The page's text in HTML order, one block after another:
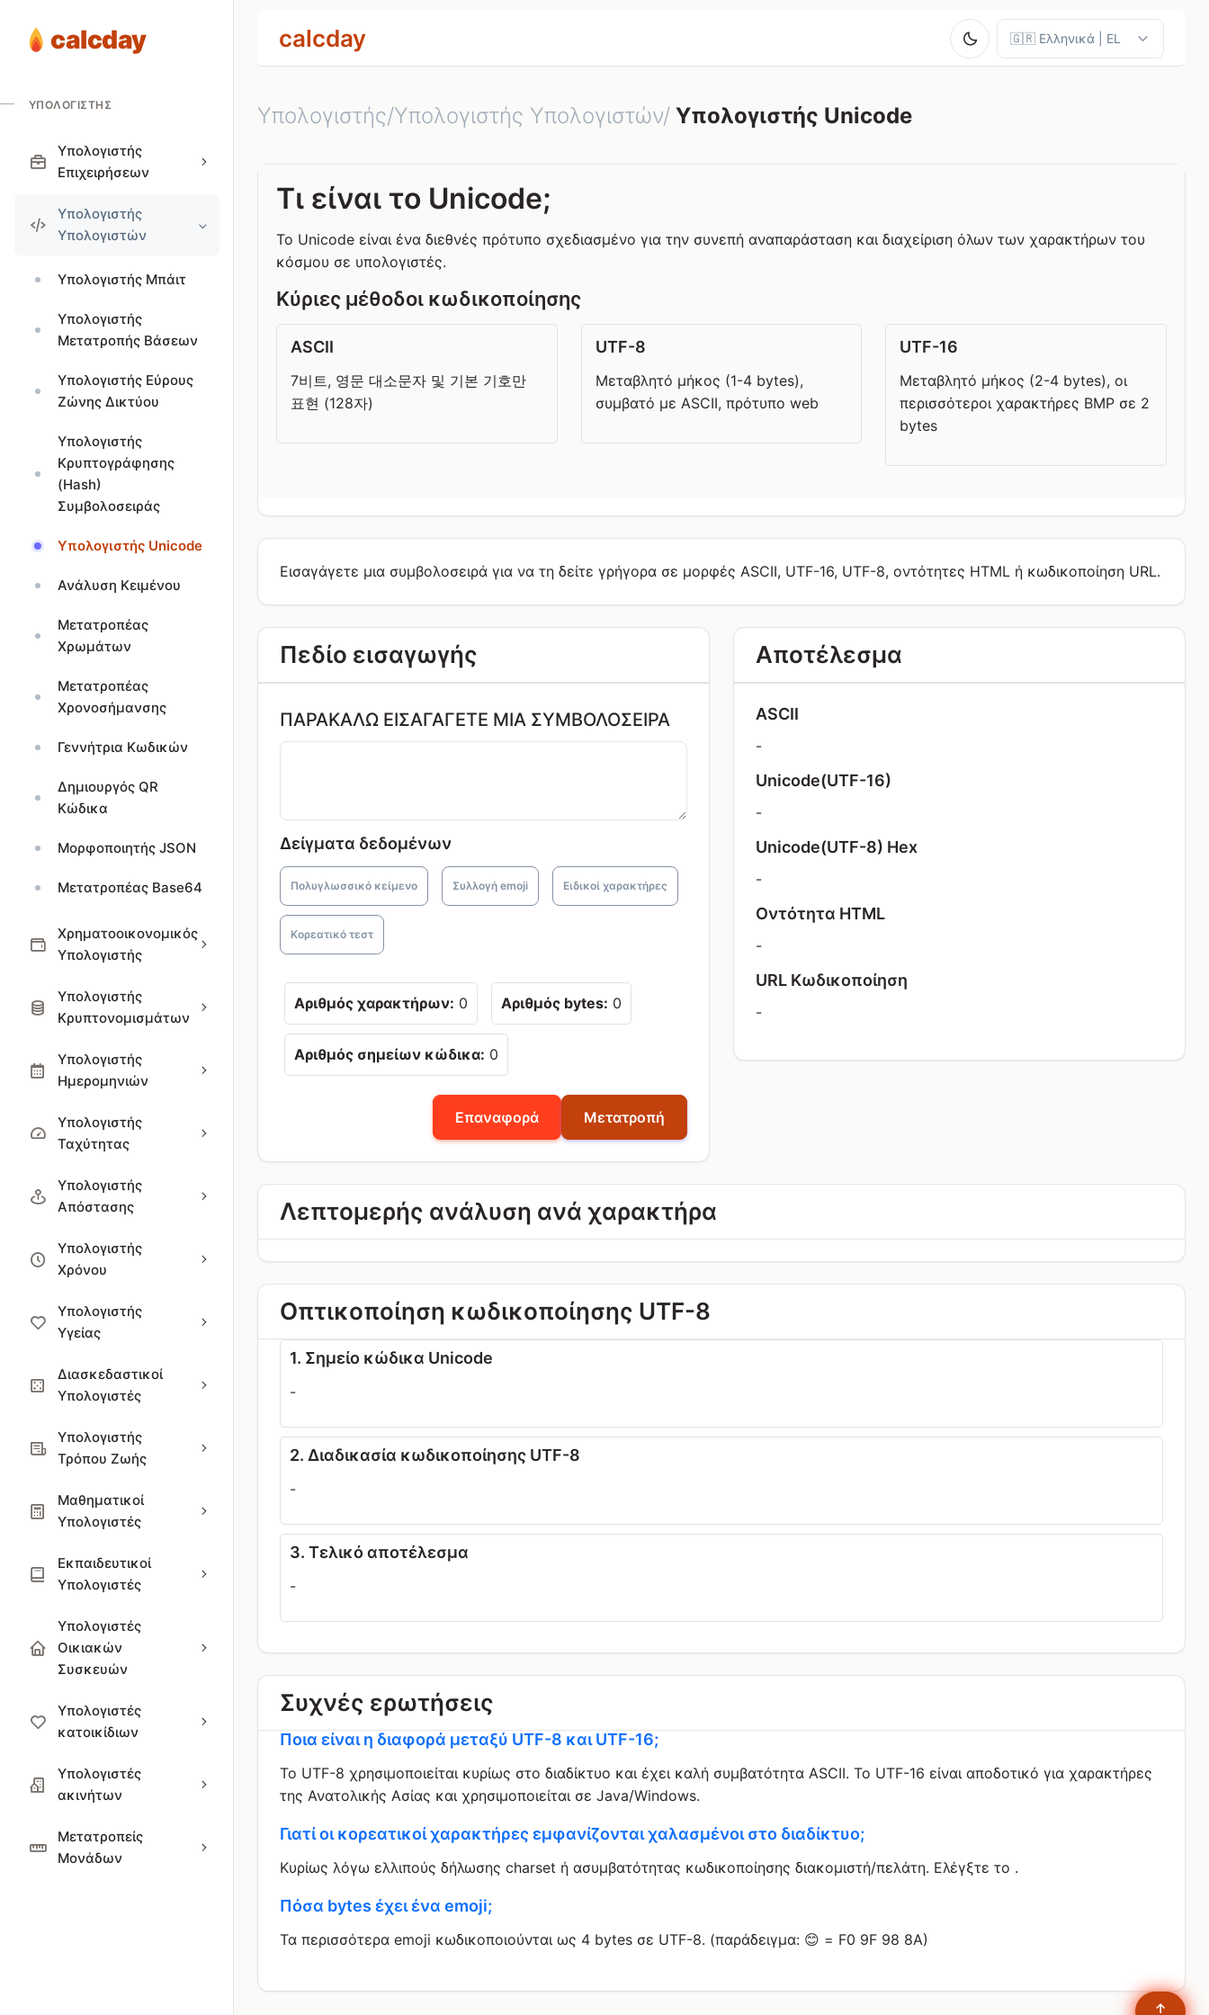
calcday
ΥΠΟΛΟΓΙΣΤΉΣ
Υπολογιστής
Επιχειρήσεων
Υπολογιστής
Υπολογιστών
Υπολογιστής Μπάιτ
Υπολογιστής
Μετατροπής Βάσεων
Υπολογιστής Εύρους
Ζώνης Δικτύου
Υπολογιστής
Κρυπτογράφησης
(Hash)
Συμβολοσειράς
Υπολογιστής Unicode
Ανάλυση Κειμένου
Μετατροπέας
Χρωμάτων
Μετατροπέας
Χρονοσήμανσης
Γεννήτρια Κωδικών
Δημιουργός QR
Κώδικα
Μορφοποιητής JSON
Μετατροπέας Base64
Χρηματοοικονομικός
Υπολογιστής
Υπολογιστής
Κρυπτονομισμάτων
Υπολογιστής
Ημερομηνιών
Υπολογιστής
Ταχύτητας
Υπολογιστής
Απόστασης
Υπολογιστής
Χρόνου
Υπολογιστής
Υγείας
Διασκεδαστικοί
Υπολογιστές
Υπολογιστής
Τρόπου Ζωής
Μαθηματικοί
Υπολογιστές
Εκπαιδευτικοί
Υπολογιστές
Υπολογιστές
Οικιακών
Συσκευών
Υπολογιστές
κατοικίδιων
Υπολογιστές
ακινήτων
Μετατροπείς
Μονάδων
calcday
Υπολογιστής/Υπολογιστής Υπολογιστών/ Υπολογιστής Unicode
Τι είναι το Unicode;
Το Unicode είναι ένα διεθνές πρότυπο σχεδιασμένο για την συνεπή αναπαράσταση και διαχείριση όλων των χαρακτήρων του
κόσμου σε υπολογιστές.
Κύριες μέθοδοι κωδικοποίησης
ASCII
7비트, 영문 대소문자 및 기본 기호만
표현 (128자)
UTF-8
Μεταβλητό μήκος (1-4 bytes),
συμβατό με ASCII, πρότυπο web
UTF-16
Μεταβλητό μήκος (2-4 bytes), οι
περισσότεροι χαρακτήρες BMP σε 2
bytes
Εισαγάγετε μια συμβολοσειρά για να τη δείτε γρήγορα σε μορφές ASCII, UTF-16, UTF-8, οντότητες HTML ή κωδικοποίηση URL.
Πεδίο εισαγωγής
ΠΑΡΑΚΑΛΏ ΕΙΣΑΓΆΓΕΤΕ ΜΙΑ ΣΥΜΒΟΛΟΣΕΙΡΆ
Δείγματα δεδομένων
Πολυγλωσσικό κείμενο Συλλογή emoji Ειδικοί χαρακτήρες
Κορεατικό τεστ
Αριθμός χαρακτήρων: 0 Αριθμός bytes: 0
Αριθμός σημείων κώδικα: 0
Επαναφορά Μετατροπή
Αποτέλεσμα
ASCII
-
Unicode(UTF-16)
-
Unicode(UTF-8) Hex
-
Οντότητα HTML
-
URL Κωδικοποίηση
-
Λεπτομερής ανάλυση ανά χαρακτήρα
Οπτικοποίηση κωδικοποίησης UTF-8
1. Σημείο κώδικα Unicode
-
2. Διαδικασία κωδικοποίησης UTF-8
-
3. Τελικό αποτέλεσμα
-
Συχνές ερωτήσεις
Ποια είναι η διαφορά μεταξύ UTF-8 και UTF-16;
Το UTF-8 χρησιμοποιείται κυρίως στο διαδίκτυο και έχει καλή συμβατότητα ASCII. Το UTF-16 είναι αποδοτικό για χαρακτήρες
της Ανατολικής Ασίας και χρησιμοποιείται σε Java/Windows.
Γιατί οι κορεατικοί χαρακτήρες εμφανίζονται χαλασμένοι στο διαδίκτυο;
Κυρίως λόγω ελλιπούς δήλωσης charset ή ασυμβατότητας κωδικοποίησης διακομιστή/πελάτη. Ελέγξτε το .
Πόσα bytes έχει ένα emoji;
Τα περισσότερα emoji κωδικοποιούνται ως 4 bytes σε UTF-8. (παράδειγμα: 😊 = F0 9F 98 8A)
↑